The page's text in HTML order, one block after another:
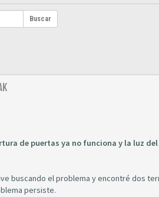
Buscar
de puertas ya no funciona y la luz
buscando el problema y encontré dos
persiste.